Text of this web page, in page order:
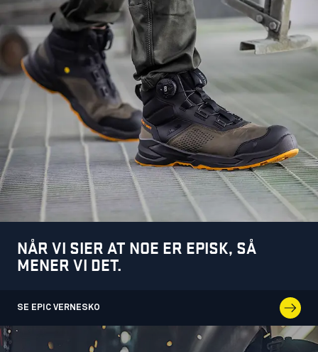
NÅR VI SIER AT NOE ER EPISK, SÅ
MENER VI DET.
SE EPIC VERNESKO